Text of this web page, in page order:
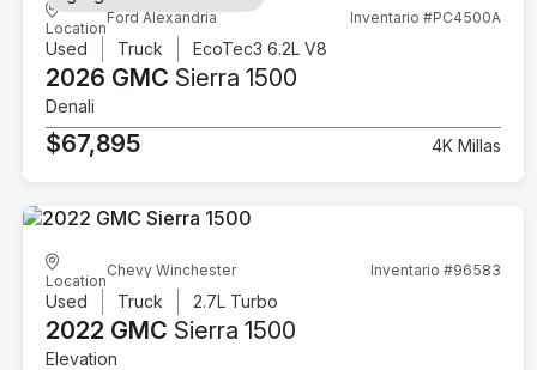
Location
Ford Alexandria Inventario #PC4500A
Used Truck EcoTec3 6.2L V8
2026 GMC Sierra 1500
Denali
$67,895 4K Millas
Location
Chevy Winchester Inventario #96583
Used Truck 2.7L Turbo
2022 GMC Sierra 1500
Elevation